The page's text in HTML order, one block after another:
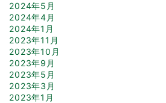
2024年5月
2024年4月
2024年1月
2023年11月
2023年10月
2023年9月
2023年5月
2023年3月
2023年1月